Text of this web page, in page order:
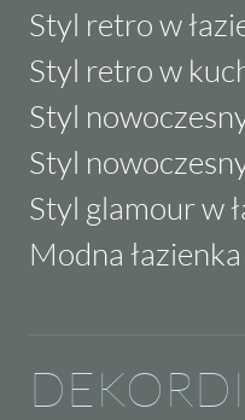
Styl retro w
Styl retro w
Styl
Styl
Styl glamour w
Modna łazienka